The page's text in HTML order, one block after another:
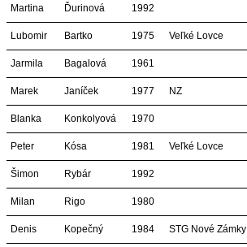
Martina Ďurinová 1992
Lubomir Bartko 1975 Veľké Lovce
Jarmila Bagalová 1961
Marek Janíček 1977 NZ
Blanka Konkolyová 1970
Peter Kósa 1981 Veľké Lovce
Šimon Rybár 1992
Milan Rigo 1980
Denis Kopečný 1984 STG Nové Zámky